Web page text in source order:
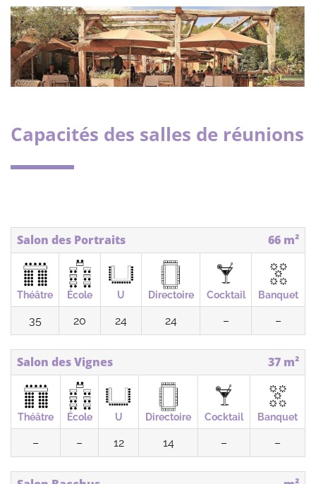
Capacités des salles de réunions
Salon des Portraits 66 m²
Théâtre École U Directoire Cocktail Banquet
35 20 24 24 – –
Salon des Vignes 37 m²
Théâtre École U Directoire Cocktail Banquet
– – 12 14 – –